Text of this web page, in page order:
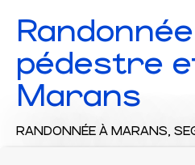
Randonnée
pédestre
Marans
RANDONNÉE À MARANS,